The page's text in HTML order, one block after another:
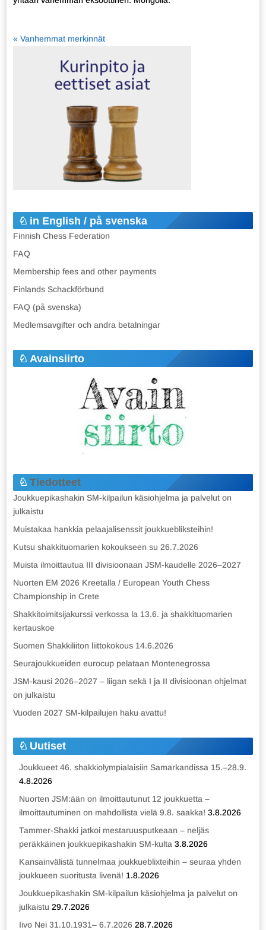
« Vanhemmat merkinnät
in English / på svenska
Finnish Chess Federation
FAQ
Membership fees and other payments
Finlands Schackförbund
FAQ (på svenska)
Medlemsavgifter och andra betalningar
Avainsiirto
Tiedotteet
Joukkuepikashakin SM-kilpailun käsiohjelma ja palvelut on
julkaistu
Muistakaa hankkia pelaajalisenssit joukkuebliksteihin!
Kutsu shakkituomarien kokoukseen su 26.7.2026
Muista ilmoittautua III divisioonaan JSM-kaudelle 2026–2027
Nuorten EM 2026 Kreetalla / European Youth Chess
Championship in Crete
Shakkitoimitsijakurssi verkossa la 13.6. ja shakkituomarien
kertauskoe
Suomen Shakkiliiton liittokokous 14.6.2026
Seurajoukkueiden eurocup pelataan Montenegrossa
JSM-kausi 2026–2027 – liigan sekä I ja II divisioonan ohjelmat
on julkaistu
Vuoden 2027 SM-kilpailujen haku avattu!
Uutiset
Joukkueet 46. shakkiolympialaisiin Samarkandissa 15.–28.9.
4.8.2026
Nuorten JSM:ään on ilmoittautunut 12 joukkuetta –
ilmoittautuminen on mahdollista vielä 9.8. saakka! 3.8.2026
Tammer-Shakki jatkoi mestaruusputkeaan – neljäs
peräkkäinen joukkuepikashakin SM-kulta 3.8.2026
Kansainvälistä tunnelmaa joukkueblixteihin – seuraa yhden
joukkueen suoritusta livenä! 1.8.2026
Joukkuepikashakin SM-kilpailun käsiohjelma ja palvelut on
julkaistu 29.7.2026
Iivo Nei 31.10.1931– 6.7.2026 28.7.2026